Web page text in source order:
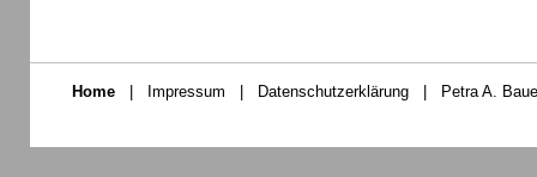
Home Impressum Datenschutzerklärung Petra A.